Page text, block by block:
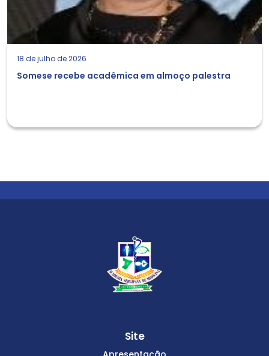
18 de julho de 2026
Somese recebe acadêmica em almoço palestra
Site